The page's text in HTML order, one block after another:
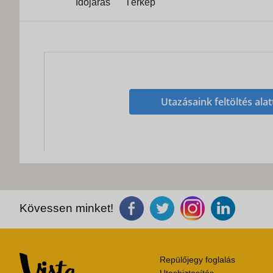
Időjárás Térkép
Utazásaink feltöltés
Kövessen minket!
Repülőjegy foglalás